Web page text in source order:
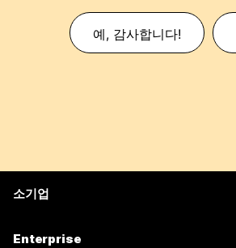
예, 감사합니다!
소기업
Enterprise